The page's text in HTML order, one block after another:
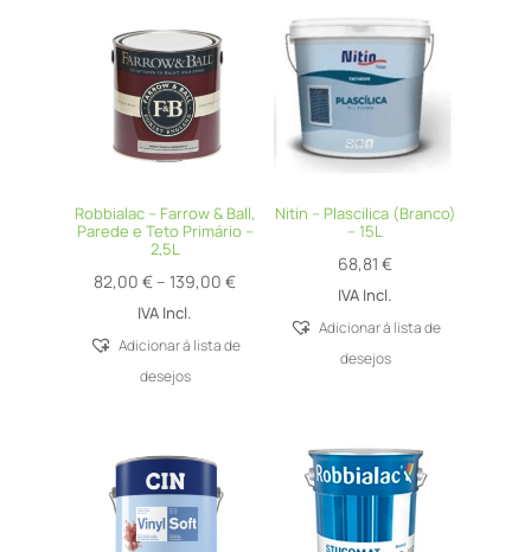
Robbialac – Farrow & Ball,
Parede e Teto Primário –
2,5L
82,00€ – 139,00€Price
82,00 €
IVA Incl.
Adicionar á lista de
desejos
Nitin – Plascilica (Branco)
– 15L
68,81€
IVA Incl.
Adicionar á lista de
desejos